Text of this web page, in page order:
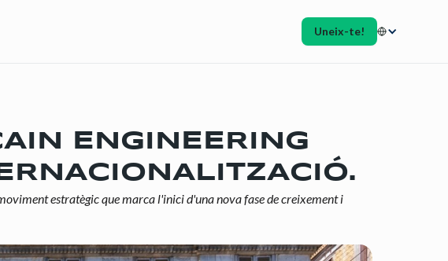
Uneix-te!
ENGINEERING
estratègic que marca l'inici d'una nova fase de creixement i